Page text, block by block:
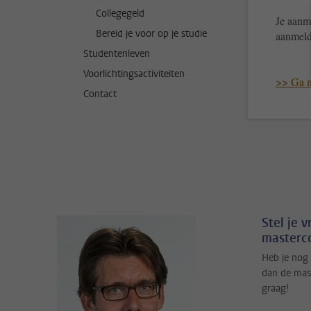
Collegegeld
Bereid je voor op je studie
Studentenleven
Voorlichtingsactiviteiten
Contact
Je
>> Ga
Stel je
Heb je
dan de
graag!